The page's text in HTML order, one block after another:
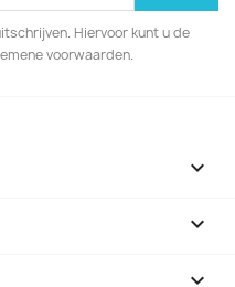
Hiervoor kunt u de
voorwaarden.


